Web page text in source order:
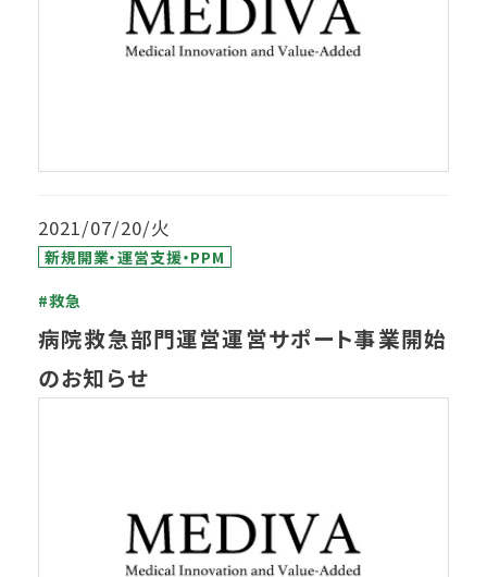
2021/07/20/火
新規開業・運営支援・PPM
#救急
病院救急部門運営運営サポート事業開始
のお知らせ